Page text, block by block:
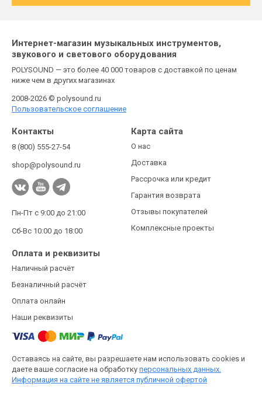
Интернет-магазин музыкальных инструментов,
звукового и светового оборудования
POLYSOUND — это более 40 000 товаров с доставкой по ценам
ниже чем в других магазинах
2008-2026 © polysound.ru
Пользовательское соглашение
Контакты
8 (800) 555-27-54
shop@polysound.ru
Пн-Пт с 9:00 до 21:00
Сб-Вс 10:00 до 18:00
Карта сайта
О нас
Доставка
Рассрочка или кредит
Гарантия возврата
Отзывы покупателей
Комплексные проекты
Оплата и реквизиты
Наличный расчёт
Безналичный расчёт
Оплата онлайн
Наши реквизиты
Оставаясь на сайте, вы разрешаете нам использовать cookies и
даете ваше согласие на обработку персональных данных.
Информация на сайте не является публичной офертой